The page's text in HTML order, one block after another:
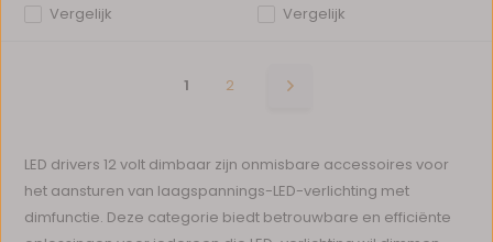
Vergelijk Vergelijk
1 2
LED drivers 12 volt dimbaar zijn onmisbare accessoires voor
het aansturen van laagspannings-LED-verlichting met
dimfunctie. Deze categorie biedt betrouwbare en efficiënte